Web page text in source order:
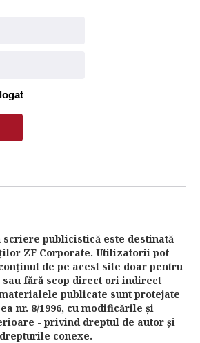
scriere publicistică este destinată
ZF Corporate. Utilizatorii pot
de pe acest site doar pentru
fără scop direct ori indirect
publicate sunt protejate
nr. 8/1996, cu modificările şi
- privind dreptul de autor şi
drepturile conexe.